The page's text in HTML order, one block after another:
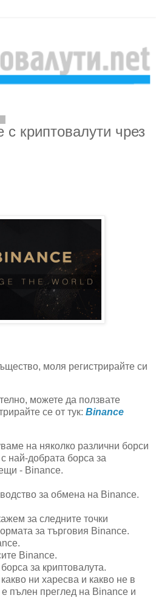
с криптовалути чрез
моля регистрирайте си
можете да ползвате
се от тук: Binance
на няколко различни борси
най-добрата борса за
- Binance.
за обмена на Binance.
за следните точки
за търговия Binance.
Binance.
за криптовалута.
ни харесва и какво не в
е пълен преглед на Binance и